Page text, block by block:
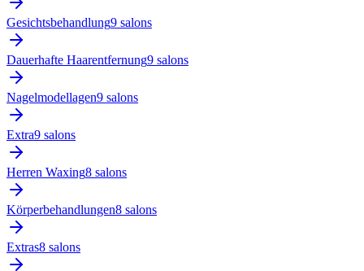
Gesichtsbehandlung9 salons
Dauerhafte Haarentfernung9 salons
Nagelmodellagen9 salons
Extra9 salons
Herren Waxing8 salons
Körperbehandlungen8 salons
Extras8 salons